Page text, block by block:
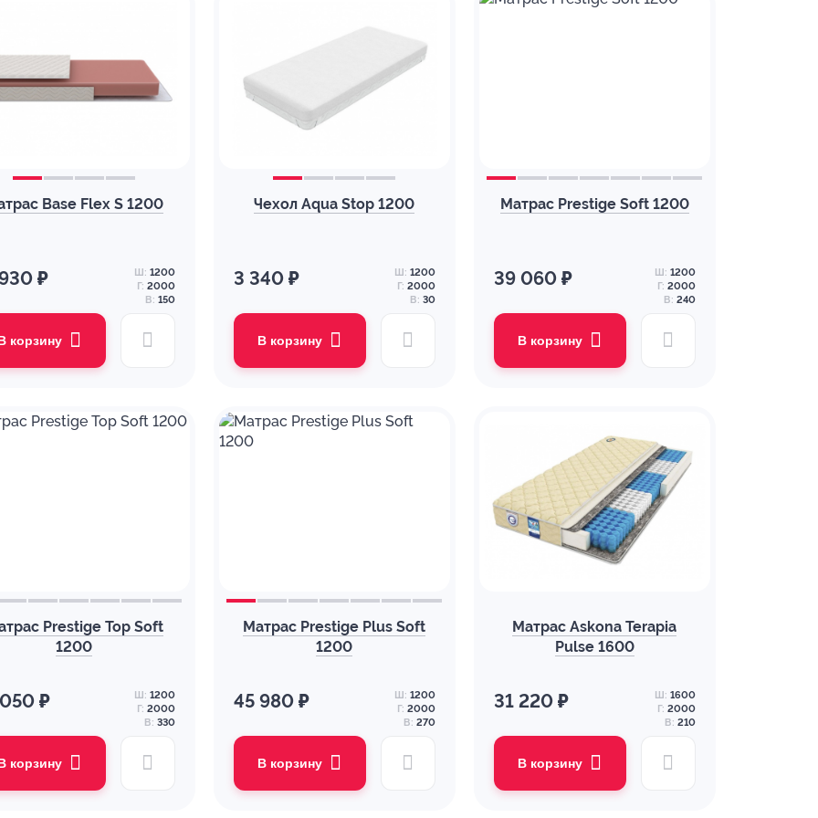
Base Flex S 1200
₽ Ш: 1200
Г: 2000
В: 150
корзину
Чехол Aqua Stop 1200
3 340 ₽ Ш: 1200
Г: 2000
В: 30
В корзину
Матрас Prestige Soft 1200
39 060 ₽ Ш: 1200
Г: 2000
В: 240
В корзину
Prestige Top Soft
1200
₽ Ш: 1200
Г: 2000
В: 330
корзину
Матрас Prestige Plus Soft
1200
45 980 ₽ Ш: 1200
Г: 2000
В: 270
В корзину
Матрас Askona Terapia
Pulse 1600
31 220 ₽ Ш: 1600
Г: 2000
В: 210
В корзину